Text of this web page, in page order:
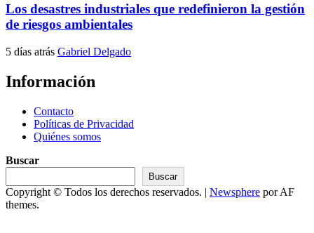
Los desastres industriales que redefinieron la gestión
de riesgos ambientales
5 días atrás Gabriel Delgado
Información
Contacto
Políticas de Privacidad
Quiénes somos
Buscar
Buscar
Copyright © Todos los derechos reservados. | Newsphere por AF
themes.